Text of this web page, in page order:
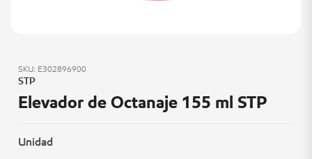
SKU: E302896900
STP
Elevador de Octanaje 155 ml STP
Unidad